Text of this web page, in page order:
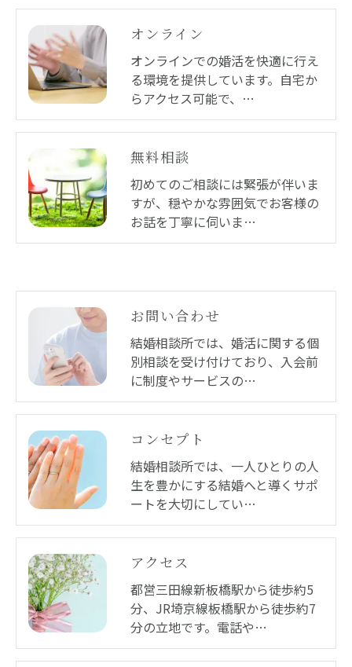
オンライン
オンラインでの婚活を快適に行え
る環境を提供しています。自宅か
らアクセス可能で、…
無料相談
初めてのご相談には緊張が伴いま
すが、穏やかな雰囲気でお客様の
お話を丁寧に伺いま…
お問い合わせ
結婚相談所では、婚活に関する個
別相談を受け付けており、入会前
に制度やサービスの…
コンセプト
結婚相談所では、一人ひとりの人
生を豊かにする結婚へと導くサポ
ートを大切にしてい…
アクセス
都営三田線新板橋駅から徒歩約5
分、JR埼京線板橋駅から徒歩約7
分の立地です。電話や…